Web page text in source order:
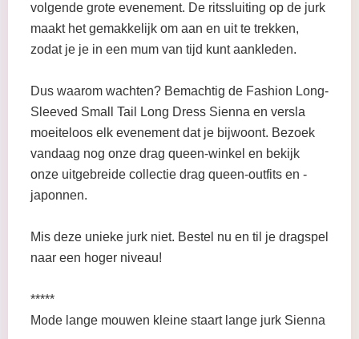
volgende grote evenement. De ritssluiting op de jurk
maakt het gemakkelijk om aan en uit te trekken,
zodat je je in een mum van tijd kunt aankleden.
Dus waarom wachten? Bemachtig de Fashion Long-
Sleeved Small Tail Long Dress Sienna en versla
moeiteloos elk evenement dat je bijwoont. Bezoek
vandaag nog onze drag queen-winkel en bekijk
onze uitgebreide collectie drag queen-outfits en -
japonnen.
Mis deze unieke jurk niet. Bestel nu en til je dragspel
naar een hoger niveau!
*****
Mode lange mouwen kleine staart lange jurk Sienna